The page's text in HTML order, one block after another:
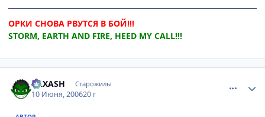
ОРКИ СНОВА РВУТСЯ В БОЙ!!!
STORM, EARTH AND FIRE, HEED MY CALL!!!
RAXASH Старожилы
10 Июня, 200620 г